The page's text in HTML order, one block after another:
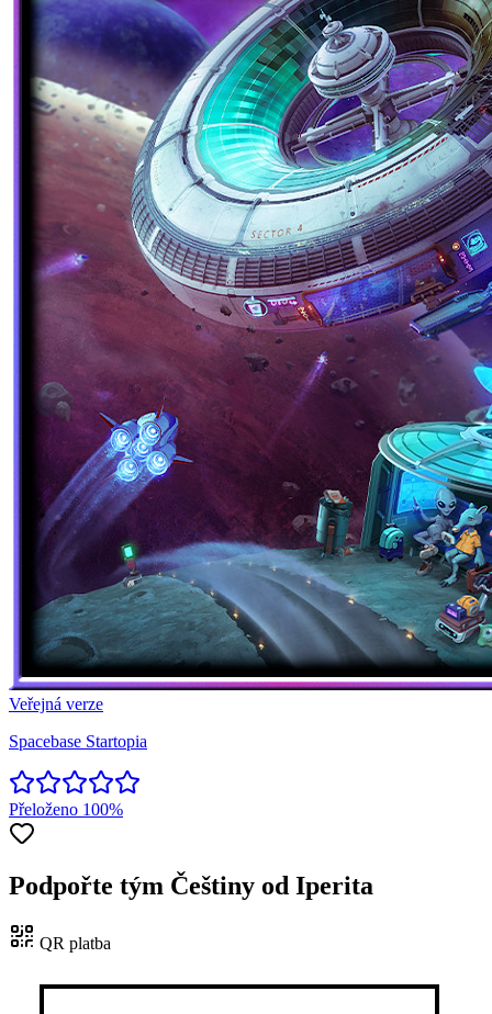
Veřejná verze
Spacebase Startopia
Přeloženo 100%
Podpořte tým Češtiny od Iperita
QR platba